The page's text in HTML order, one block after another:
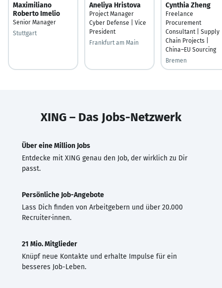
Maximiliano
Roberto Imelio
Senior Manager
Stuttgart
Aneliya Hristova
Project Manager
Cyber Defense | Vice
President
Frankfurt am Main
Cynthia Zheng
Freelance
Procurement
Consultant | Supply
Chain Projects |
China–EU Sourcing
Bremen
XING – Das Jobs-Netzwerk
Über eine Million Jobs
Entdecke mit XING genau den Job, der wirklich zu Dir
passt.
Persönliche Job-Angebote
Lass Dich finden von Arbeitgebern und über 20.000
Recruiter·innen.
21 Mio. Mitglieder
Knüpf neue Kontakte und erhalte Impulse für ein
besseres Job-Leben.